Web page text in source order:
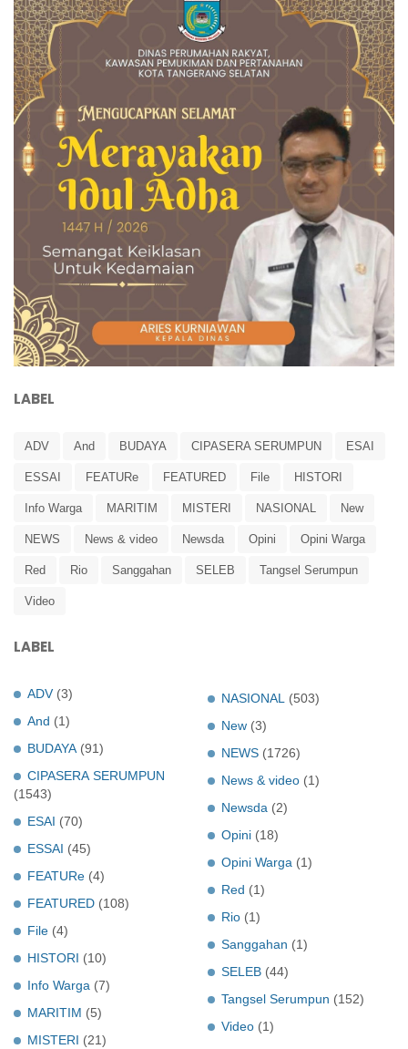
LABEL
ADV And BUDAYA CIPASERA SERUMPUN ESAI
ESSAI FEATURe FEATURED File HISTORI
Info Warga MARITIM MISTERI NASIONAL New
NEWS News & video Newsda Opini Opini Warga
Red Rio Sanggahan SELEB Tangsel Serumpun
Video
LABEL
ADV (3)
And (1)
BUDAYA (91)
CIPASERA SERUMPUN
(1543)
ESAI (70)
ESSAI (45)
FEATURe (4)
FEATURED (108)
File (4)
HISTORI (10)
Info Warga (7)
MARITIM (5)
MISTERI (21)
NASIONAL
(503)
New (3)
NEWS (1726)
News & video (1)
Newsda (2)
Opini (18)
Opini Warga (1)
Red (1)
Rio (1)
Sanggahan (1)
SELEB (44)
Tangsel Serumpun (152)
Video (1)